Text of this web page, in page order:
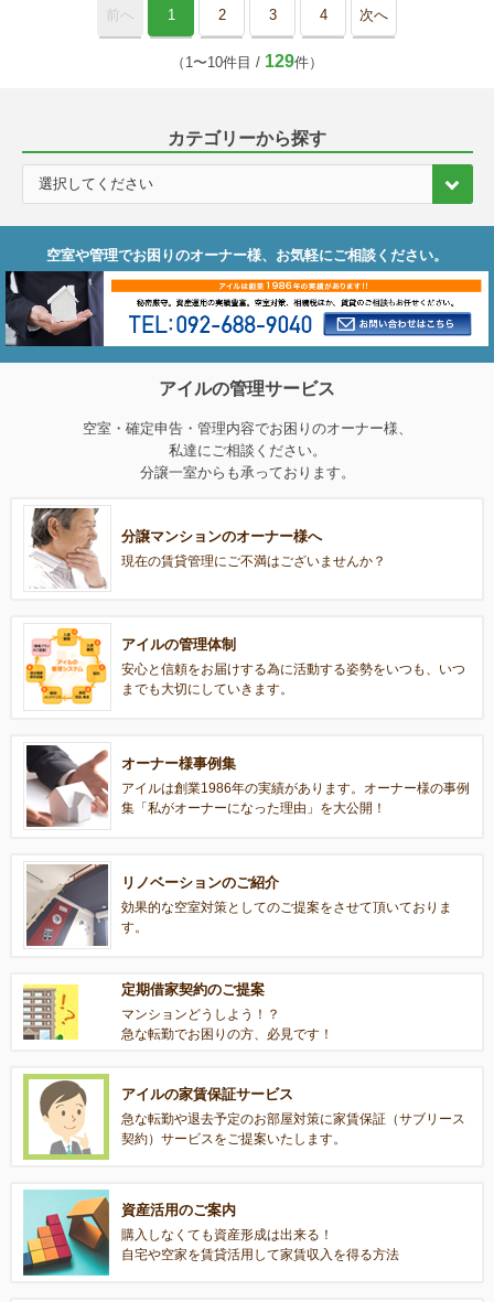
前へ 1 2 3 4 次へ
（1〜10件目 / 129件）
カテゴリーから探す
空室や管理でお困りのオーナー様、お気軽にご相談ください。
アイルの管理サービス
空室・確定申告・管理内容でお困りのオーナー様、
私達にご相談ください。
分譲一室からも承っております。
分譲マンションのオーナー様へ
現在の賃貸管理にご不満はございませんか？
アイルの管理体制
安心と信頼をお届けする為に活動する姿勢をいつも、いつ
までも大切にしていきます。
オーナー様事例集
アイルは創業1986年の実績があります。オーナー様の事例
集「私がオーナーになった理由」を大公開！
リノベーションのご紹介
効果的な空室対策としてのご提案をさせて頂いておりま
す。
定期借家契約のご提案
マンションどうしよう！？
急な転勤でお困りの方、必見です！
アイルの家賃保証サービス
急な転勤や退去予定のお部屋対策に家賃保証（サブリース
契約）サービスをご提案いたします。
資産活用のご案内
購入しなくても資産形成は出来る！
自宅や空家を賃貸活用して家賃収入を得る方法